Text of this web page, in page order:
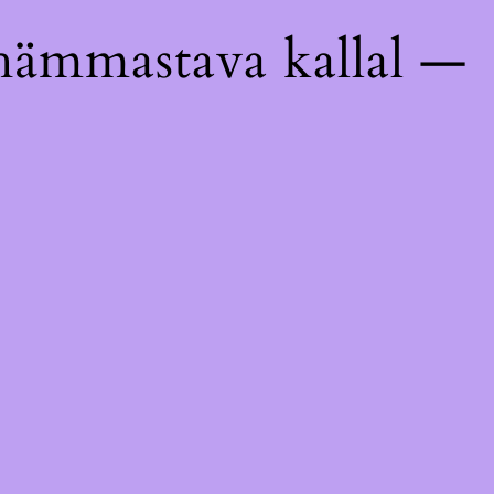
kallal —